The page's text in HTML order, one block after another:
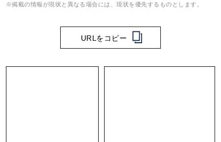
※掲載の情報が現状と異なる場合には、現状を優先するものとします。
URLをコピー